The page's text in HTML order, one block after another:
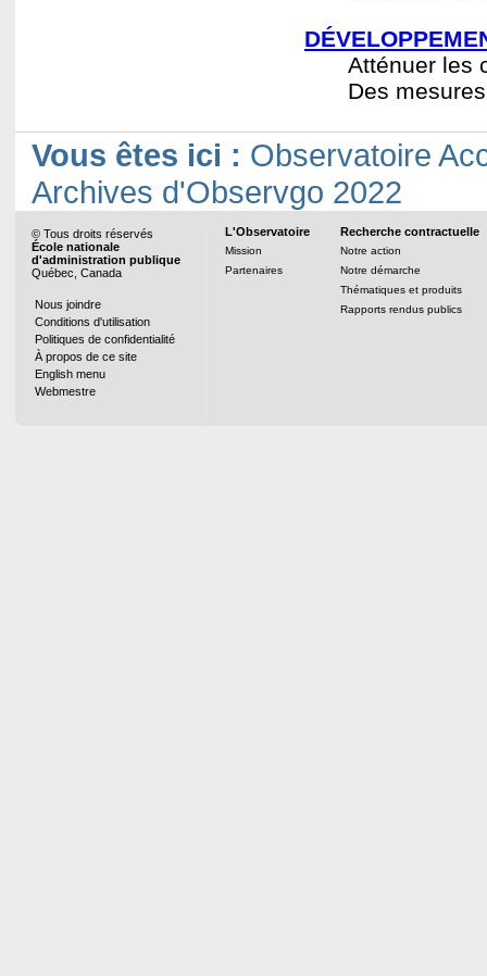
Atténuer les
Des
Vous êtes ici : Observatoire
Archives d'Observgo 2022
© Tous droits réservés
École nationale
d'administration publique
Québec, Canada
Nous joindre
Conditions d'utilisation
Politiques de confidentialité
À propos de ce site
English menu
Webmestre
L'Observatoire
Mission
Partenaires
Recherche contractuelle
Notre action
Notre démarche
Thématiques et produits
Rapports rendus publics